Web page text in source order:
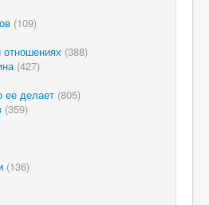
(109)
(388)
(427)
ее делает (805)
(359)
(136)